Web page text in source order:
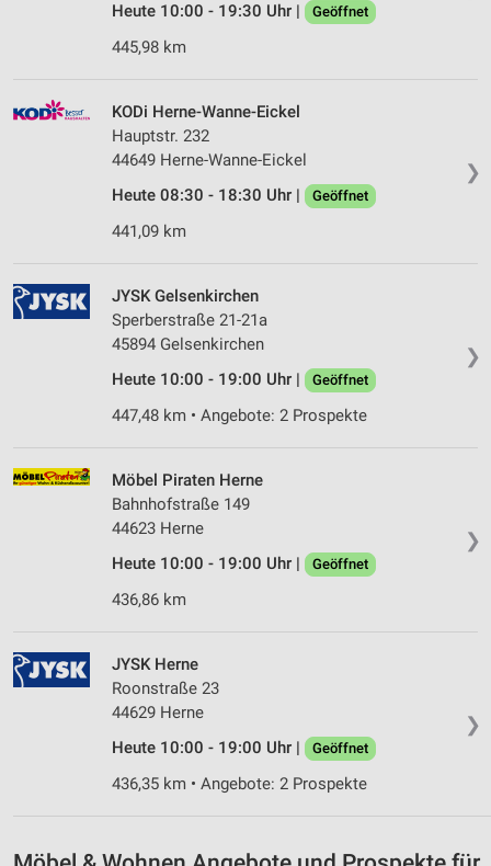
Heute 10:00 - 19:30 Uhr |
Geöffnet
445,98 km
❯
KODi Herne-Wanne-Eickel
Hauptstr. 232
44649 Herne-Wanne-Eickel
Heute 08:30 - 18:30 Uhr |
Geöffnet
441,09 km
❯
JYSK Gelsenkirchen
Sperberstraße 21-21a
45894 Gelsenkirchen
Heute 10:00 - 19:00 Uhr |
Geöffnet
447,48 km • Angebote: 2 Prospekte
❯
Möbel Piraten Herne
Bahnhofstraße 149
44623 Herne
Heute 10:00 - 19:00 Uhr |
Geöffnet
436,86 km
❯
JYSK Herne
Roonstraße 23
44629 Herne
Heute 10:00 - 19:00 Uhr |
Geöffnet
436,35 km • Angebote: 2 Prospekte